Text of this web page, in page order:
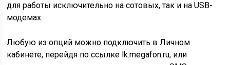
для работы исключительно на сотовых, так и на USB-
модемах.
Любую из опций можно подключить в Личном
кабинете, перейдя по ссылке lk.megafon.ru, или